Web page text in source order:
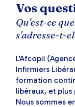
Vos
Qu'est-ce
s'adresse-t-
L'Afcopil
Infirmiers
formation
libéraux, et
Nous sommes